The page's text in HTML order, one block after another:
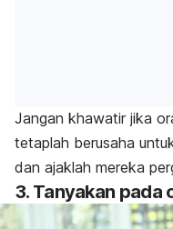
Jangan khawatir jika
tetaplah berusaha
dan ajaklah mereka
3. Tanyakan pada